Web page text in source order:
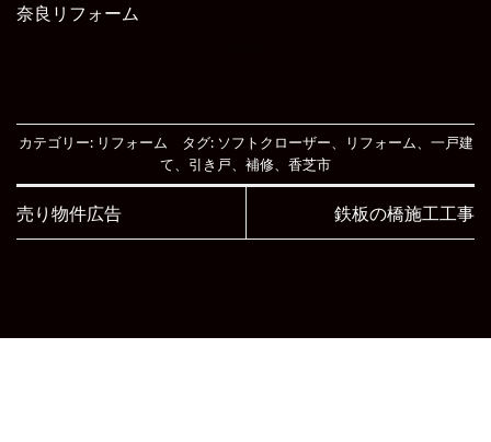
奈良リフォーム
カテゴリー: リフォーム タグ: ソフトクローザー リフォーム
一戸建
て
引き戸 補修 香芝市
売り物件広告 鉄板の橋施工工事